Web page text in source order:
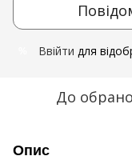
Ввійти для
До
Опис